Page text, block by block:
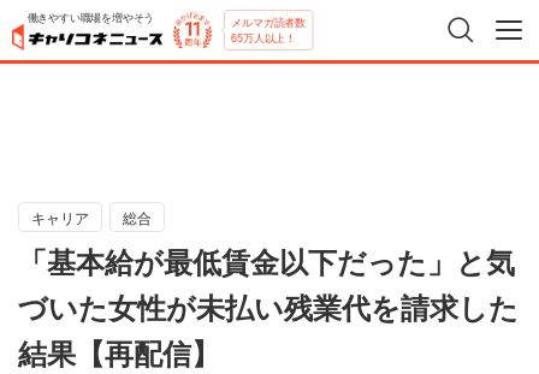
働きやすい職場を増やそう メルマガ読者数
65万人以上！
キャリア 総合
「基本給が最低賃金以下だった」と気
づいた女性が未払い残業代を請求した
結果【再配信】